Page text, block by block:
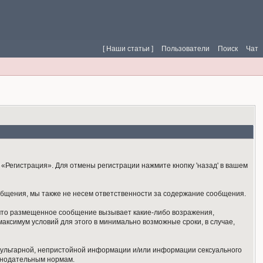
Чат
Поиск
Пользователи
[ Наши статьи ]
Для отмены регистрации нажмите кнопку 'назад' в вашем
мы также не несем ответственности за содержание сообщения.
размещенное сообщение вызывает какие-либо возражения,
условий для этого в минимально возможные сроки, в случае,
непристойной информации и/или информации сексуального
нормам.